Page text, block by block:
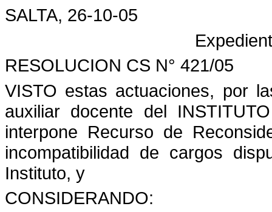
SALTA, 26-10-05
RESOLUCION CS N° 421/05
VISTO estas actuaciones, por
auxiliar docente del
interpone Recurso de
incompatibilidad de cargos
Instituto, y
CONSIDERANDO: